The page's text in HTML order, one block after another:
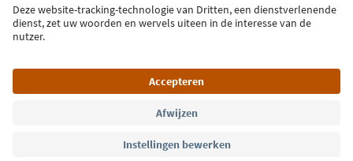
16
17
18
20
21
FAQ Contactgegevens Pers MICE
Privacybeleid
Toegankelijkheid
© 2026 IDM Südtirol